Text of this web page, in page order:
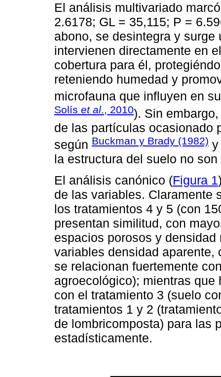
El análisis multivariado
2.6178; GL = 35,115; P =
abono, se desintegra y
intervienen directamente en
cobertura para él,
reteniendo humedad y
microfauna que influyen en
Solís et al., 2010). Sin
de las partículas ocasionado
según Buckman y Brady (1982)
la estructura del suelo no
El análisis canónico (Figura 1
de las variables. Claramente
los tratamientos 4 y 5 (con
presentan similitud, con
espacios porosos y
variables densidad
se relacionan fuertemente
agroecológico); mientras
con el tratamiento 3 (suelo
tratamientos 1 y 2
de lombricomposta) para las
estadísticamente.